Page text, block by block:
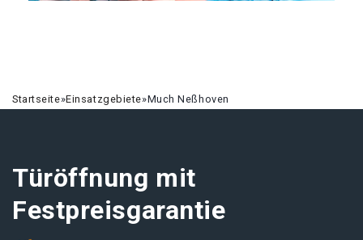
Startseite»Einsatzgebiete»Much Neßhoven
Türöffnung mit
Festpreisgarantie